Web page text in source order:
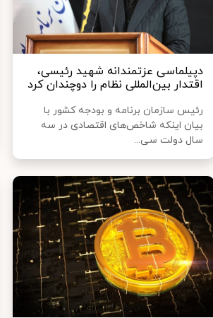
دپیلماسی عزتمندانه شهید رئیسی،
اقتدار بین‌المللی نظام را دوچندان کرد
رئیس سازمان برنامه و بودجه کشور با
بیان اینکه شاخص‌های اقتصادی در سه
سال دولت سی...